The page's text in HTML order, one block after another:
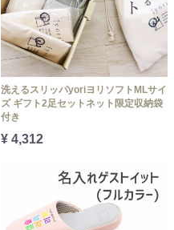
洗えるスリッパyoriヨリソフトMLサイ
ズ ギフト2足セットネット限定収納袋
付き
¥ 4,312